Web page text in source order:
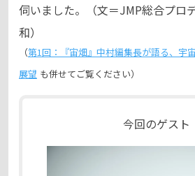
伺いました。（文＝JMP総合プロ
和）
（第1回：『宙畑』中村編集長が語る、宇
展望 も併せてご覧ください）
今回のゲスト